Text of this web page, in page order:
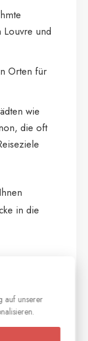
Louvre und
Orten für
wie
die oft
in die
auf unserer